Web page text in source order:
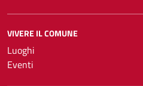
VIVERE IL COMUNE
Luoghi
Eventi